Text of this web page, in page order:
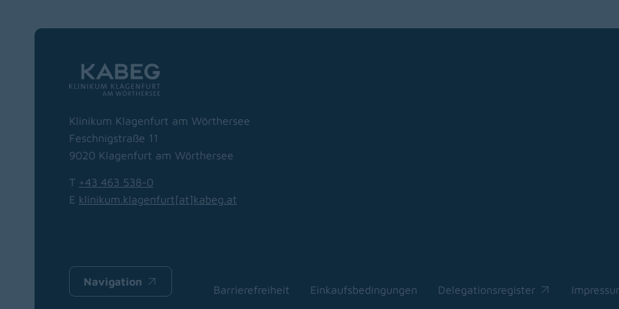
Klinikum Klagenfurt am Wörthersee
Feschnigstraße 11
9020 Klagenfurt am Wörthersee
T +43 463 538-0
E klinikum.klagenfurt[at]kabeg.at
Navigation
(opens in a new window) Barrierefreiheit Einkaufsbedingungen Delegationsregister
(opens in a new window)